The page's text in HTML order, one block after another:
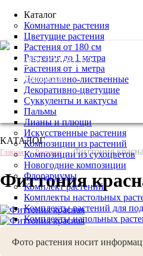
Каталог
Комнатные растения
Цветущие растения
Растения от 180 см
Растения до 1 метра
Растения от 1 метра
Декоративно-лиственные
Декоративно-цветущие
Суккуленты и кактусы
Пальмы
Лианы и плющи
Искусственные растения
Композиции из растений
Композиции из сухоцветов
Новогодние композиции
Флорариумы
Комплект растений
Комплекты настольных
Комплекты растений для
Комплекты напольных
Удобрения и грунты
Аксессуары для комнатных
+7 (495) 221 61 63
we@bestplants.ru
КАТАЛОГ
Главная - Растения - Фиттония
Фиттония
Фото растения носит